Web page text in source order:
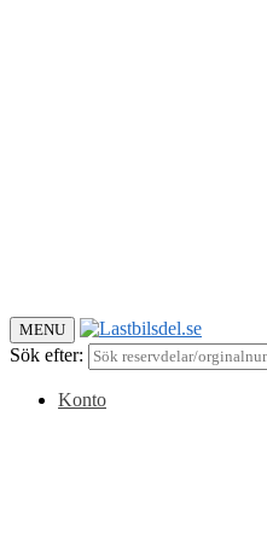
MENU
Sök efter:
Konto